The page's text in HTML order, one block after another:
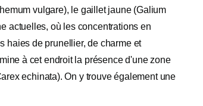
vulgare), le gaillet jaune (Galium
actuelles, où les concentrations en
haies de prunellier, de charme et
à cet endroit la présence d'une zone
echinata). On y trouve également une